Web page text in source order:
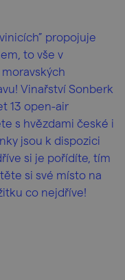
propojuje
to vše v
Vinařství Sonberk
13 open-air
s hvězdami české i
jsou k dispozici
si je pořídíte, tím
si své místo na
co nejdříve!